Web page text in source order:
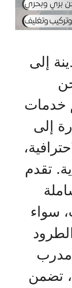
إلى
خدمات
إلى
تقدم
سواء
مدرب
تضمن